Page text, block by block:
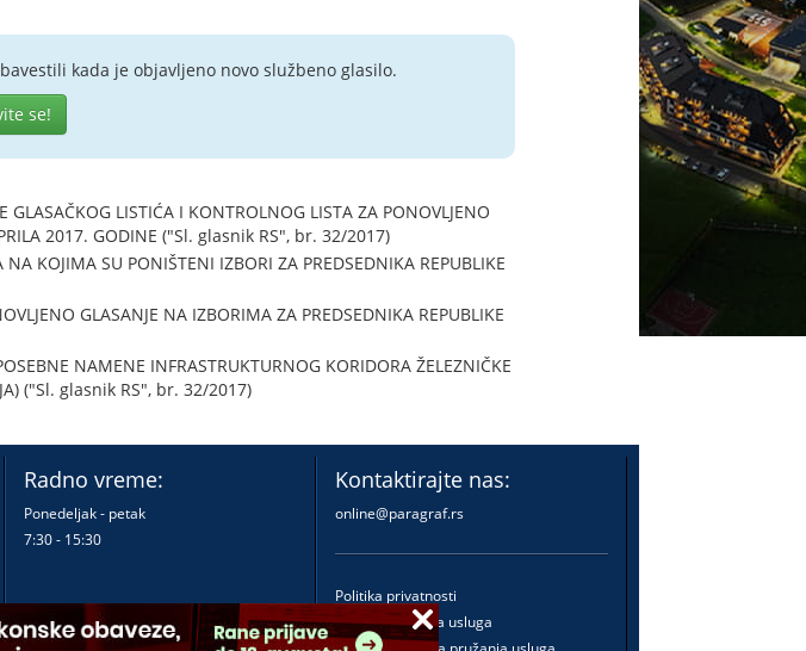
kada je objavljeno novo službeno glasilo.
se!
LISTIĆA I KONTROLNOG LISTA ZA PONOVLJENO
2017. GODINE ("Sl. glasnik RS", br. 32/2017)
KOJIMA SU PONIŠTENI IZBORI ZA PREDSEDNIKA REPUBLIKE
GLASANJE NA IZBORIMA ZA PREDSEDNIKA REPUBLIKE
NAMENE INFRASTRUKTURNOG KORIDORA ŽELEZNIČKE
("Sl. glasnik RS", br. 32/2017)
Radno vreme:
Ponedeljak - petak
7:30 - 15:30
Kontaktirajte nas:
online@paragraf.rs
Politika privatnosti
Politika pružanja usluga